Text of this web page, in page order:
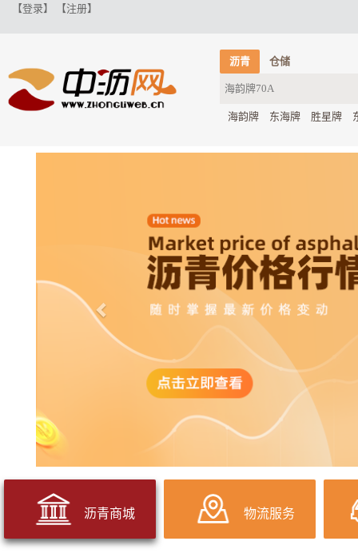
【登录】 【注册】
沥青 仓储
海韵牌 东海牌 胜星牌
沥青商城 物流服务